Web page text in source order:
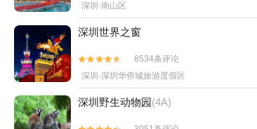
深圳·南山区
深圳世界之窗


8534条评论
深圳·深圳华侨城旅游度假区
深圳野生动物园(4A)